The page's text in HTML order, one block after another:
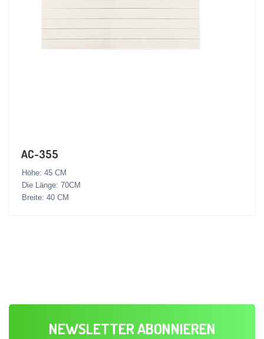
AC-355
Höhe: 45 CM
Die Länge: 70CM
Breite: 40 CM
NEWSLETTER ABONNIEREN